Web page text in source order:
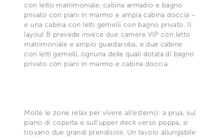
con letto matrimoniale, cabina armadio e bagno
privato con piani in marmo e ampia cabina doccia –
e una cabina con letti gemelli con bagno privato. Il
layout B prevede invece due camere VIP con letto
matrimoniale e ampio guardaroba, e due cabine
con letti gemelli, ognuna delle quali dotata di bagno
privato con piani in marmo e cabina doccia.
Molte le zone relax per vivere all’esterno: a prua, sul
piano di coperta e sull’upper deck verso poppa, si
trovano due grandi prendisole. Un tavolo allungabile